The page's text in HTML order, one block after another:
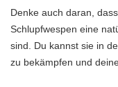
Denke auch daran,
Schlupfwespen eine
sind. Du kannst sie in
zu bekämpfen und